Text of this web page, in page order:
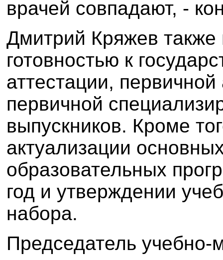
врачей совпадают, -
Дмитрий Кряжев также
готовностью к
аттестации,
первичной
выпускников. Кроме
актуализации
образовательных
год и утверждении
набора.
Председатель учебно-